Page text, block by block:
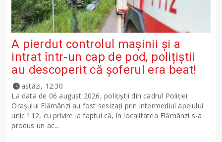
A pierdut controlul mașinii și a
intrat într-un cap de pod, polițiștii
au descoperit că șoferul era beat!
astăzi, 12:30
La data de 06 august 2026, polițiștii din cadrul Poliției
Orașului Flămânzi au fost sesizați prin intermediul apelului
unic 112, cu privire la faptul că, în localitatea Flămânzi s-a
produs un ac...